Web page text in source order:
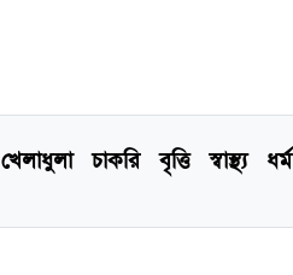
খেলাধুলা চাকরি বৃত্তি স্বাস্থ্য ধর্ম